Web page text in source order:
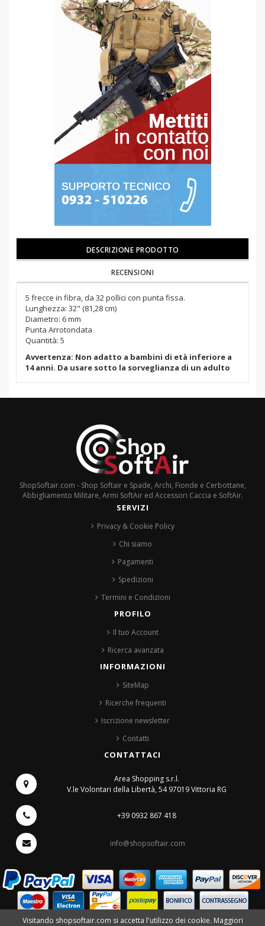
DESCRIZIONE PRODOTTO
RECENSIONI
5 frecce in fibra, da 32 pollici con punta fissa.
Lunghezza: 32" (81,28 cm)
Diametro: 6 mm
Punta Arrotondata
Quantità: 5
Avvertenza: Non adatto a bambini di età inferiore a
14 anni. Da usare sotto la sorveglianza di un adulto
ShopSoftair.com - Shop Softair e Spade, Archi, Fionde e Cerbottane,
Abbigliamento Militare, Armi SoftAir ed Accessori Caccia e SoftAir.
SERVIZI
Privacy & Cookie Policy
Chi siamo
Pagamenti
Spedizioni
Termini e Condizioni
PROFILO
Il tuo Account
Ricerca avanzata
INFORMAZIONI
SiteMap
Ricerche frequenti
Iscrizione newsletter
Contatti
CONTATTACI
Area Shopping s.r.l.
V.le Volontari della Libertà, 5497019 Vittoria RG
+39 0932 867 418
info@shopsoftair.com
Visitando shopsoftair.com si accetta l'utilizzo dei cookie. Maggiori